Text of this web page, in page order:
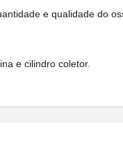
e qualidade do
e cilindro coletor.